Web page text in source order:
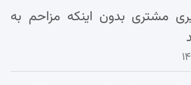
مشتری بدون اینکه مزاحم به